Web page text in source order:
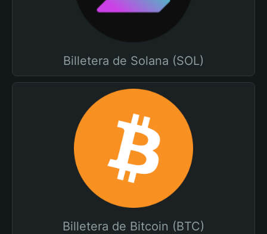
Billetera de Solana (SOL)
Billetera de Bitcoin (BTC)